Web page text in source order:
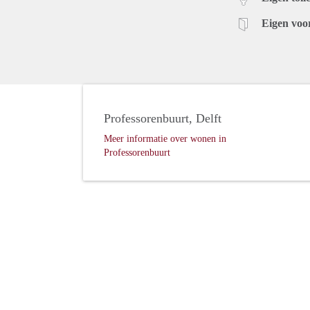
Eigen
Professorenbuurt, Delft
Meer informatie over wonen in
Professorenbuurt